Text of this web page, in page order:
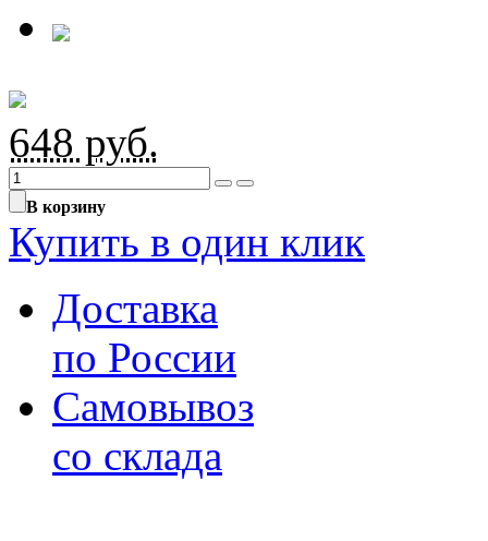
648 руб.
В корзину
Купить в один клик
Доставка
по России
Самовывоз
со склада